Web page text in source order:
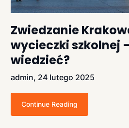
Zwiedzanie
wycieczki szkolnej
wiedzieć?
admin, 24 lutego 2025
Continue Reading